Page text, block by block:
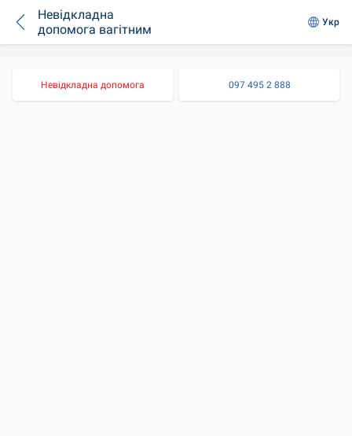
Невідкладна
допомога вагітним
Укр
Невідкладна допомога 097 495 2 888